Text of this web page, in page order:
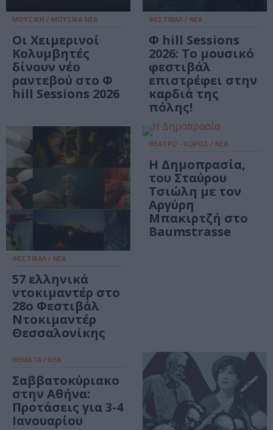
ΜΟΥΣΙΚΗ / ΜΟΥΣΙΚΑ ΝΕΑ
Οι Χειμερινοί
Κολυμβητές
δίνουν νέο
ραντεβού στο Φ
hill Sessions 2026
ΦΕΣΤΙΒΑΛ / ΝΕΑ
Φ hill Sessions
2026: Το μουσικό
φεστιβάλ
επιστρέφει στην
καρδιά της
πόλης!
ΦΕΣΤΙΒΑΛ / ΝΕΑ
57 ελληνικά
ντοκιμαντέρ στο
28ο Φεστιβάλ
Ντοκιμαντέρ
Θεσσαλονίκης
ΘΕΑΤΡΟ - ΧΟΡΟΣ / ΝΕΑ
Η Δημοπρασία,
του Σταύρου
Τσιώλη με τον
Αργύρη
Μπακιρτζή στο
Baumstrasse
ΘΕΜΑΤΑ / ΝΕΑ
Σαββατοκύριακο
στην Αθήνα:
Προτάσεις για 3-4
Ιανουαρίου